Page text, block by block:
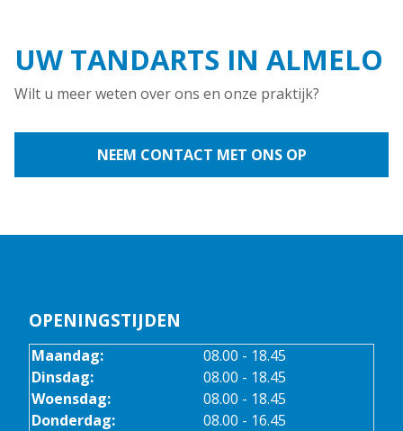
UW TANDARTS IN ALMELO
Wilt u meer weten over ons en onze praktijk?
NEEM CONTACT MET ONS OP
OPENINGSTIJDEN
Maandag:
08.00 - 18.45
Dinsdag:
08.00 - 18.45
Woensdag:
08.00 - 18.45
Donderdag:
08.00 - 16.45